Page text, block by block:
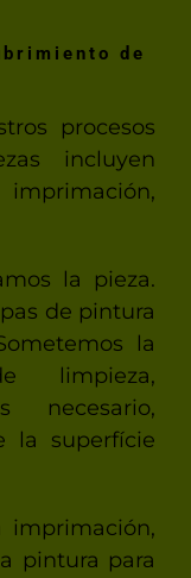
de
procesos
incluyen
imprimación,
la pieza.
de pintura
la
limpieza,
necesario,
la superfície
imprimación,
pintura para